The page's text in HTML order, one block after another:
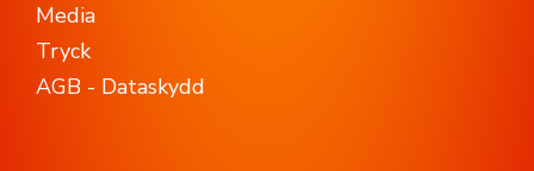
Media
Tryck
AGB - Dataskydd